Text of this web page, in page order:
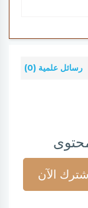
رسائل علمية (0)
الآن